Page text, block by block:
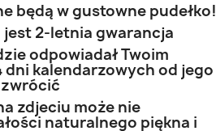
będą w gustowne pudełko!
2-letnia gwarancja
odpowiadał Twoim
dni kalendarzowych od jego
zdjeciu może nie
naturalnego piękna i